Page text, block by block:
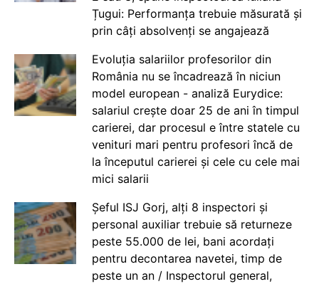
Țugui: Performanța trebuie măsurată și
prin câți absolvenți se angajează
Evoluția salariilor profesorilor din
România nu se încadrează în niciun
model european - analiză Eurydice:
salariul crește doar 25 de ani în timpul
carierei, dar procesul e între statele cu
venituri mari pentru profesori încă de
la începutul carierei și cele cu cele mai
mici salarii
Șeful ISJ Gorj, alți 8 inspectori și
personal auxiliar trebuie să returneze
peste 55.000 de lei, bani acordați
pentru decontarea navetei, timp de
peste un an / Inspectorul general,